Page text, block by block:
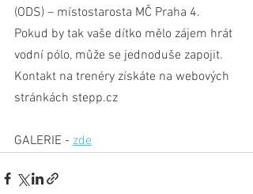
(ODS) – místostarosta MČ Praha 4.
Pokud by tak vaše dítko mělo zájem hrát
vodní pólo, může se jednoduše zapojit.
Kontakt na trenéry získáte na webových
stránkách stepp.cz
GALERIE - zde